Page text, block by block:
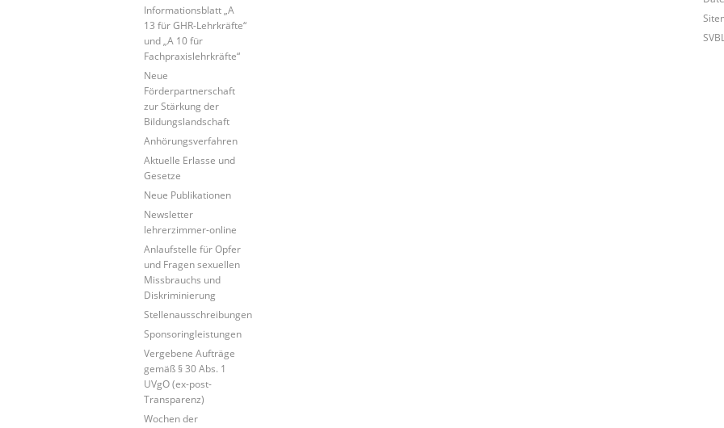
Informationsblatt „A
13 für GHR-Lehrkräfte“
und „A 10 für
Fachpraxislehrkräfte“
Neue
Förderpartnerschaft
zur Stärkung der
Bildungslandschaft
Anhörungsverfahren
Aktuelle Erlasse und
Gesetze
Neue Publikationen
Newsletter
lehrerzimmer-online
Anlaufstelle für Opfer
und Fragen sexuellen
Missbrauchs und
Diskriminierung
Stellenausschreibungen
Sponsoringleistungen
Vergebene Aufträge
gemäß § 30 Abs. 1
UVgO (ex-post-
Transparenz)
Wochen der
SVBL